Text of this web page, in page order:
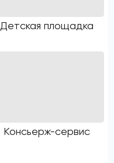
Детская площадка
Консьерж-сервис